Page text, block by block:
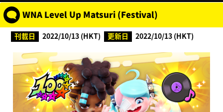
WNA Level Up Matsuri (Festival)
刊載日 2022/10/13 (HKT) 更新日 2022/10/13 (HKT)